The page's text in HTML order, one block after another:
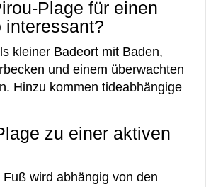
Plage für einen
interessant?
kleiner Badeort mit Baden,
und einem überwachten
Hinzu kommen tideabhängige
zu einer aktiven
wird abhängig von den